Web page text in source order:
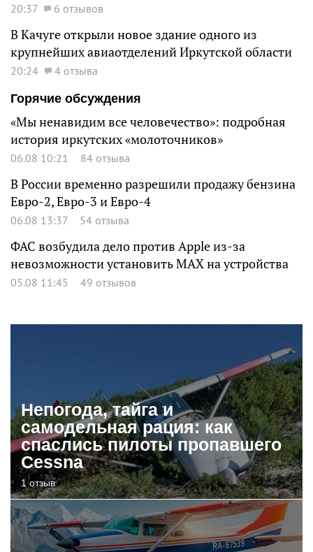
20:37 6 отзывов
В Качуге открыли новое здание одного из
крупнейших авиаотделений Иркутской области
20:24
4 отзыва
Горячие обсуждения
«Мы ненавидим все человечество»: подробная
история иркутских «молоточников»
06.08 10:21 84 отзыва
В России временно разрешили продажу бензина
Евро-2, Евро-3 и Евро-4
06.08 13:37 54 отзыва
ФАС возбудила дело против Apple из-за
невозможности установить MAX на устройства
05.08 11:45 49 отзывов
Непогода, тайга и
самодельная рация: как
спаслись пилоты пропавшего
Cessna
1 отзыв